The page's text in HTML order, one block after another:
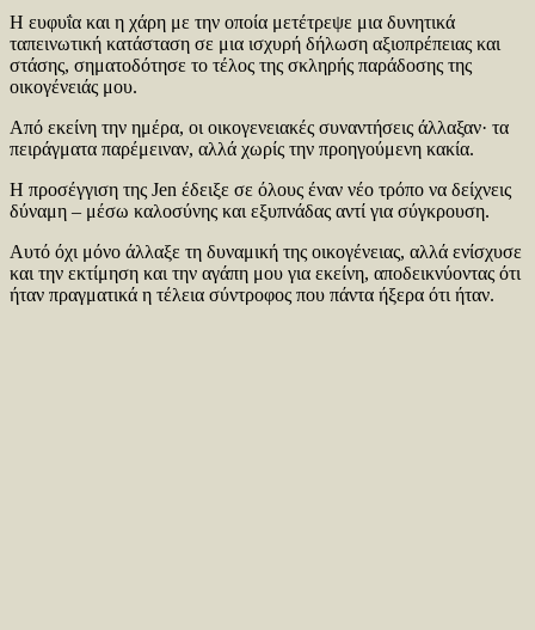
Η ευφυΐα και η χάρη με την οποία μετέτρεψε μια δυνητικά
ταπεινωτική κατάσταση σε μια ισχυρή δήλωση αξιοπρέπειας και
στάσης, σηματοδότησε το τέλος της σκληρής παράδοσης της
οικογένειάς μου.
Από εκείνη την ημέρα, οι οικογενειακές συναντήσεις άλλαξαν· τα
πειράγματα παρέμειναν, αλλά χωρίς την προηγούμενη κακία.
Η προσέγγιση της Jen έδειξε σε όλους έναν νέο τρόπο να δείχνεις
δύναμη – μέσω καλοσύνης και εξυπνάδας αντί για σύγκρουση.
Αυτό όχι μόνο άλλαξε τη δυναμική της οικογένειας, αλλά ενίσχυσε
και την εκτίμηση και την αγάπη μου για εκείνη, αποδεικνύοντας ότι
ήταν πραγματικά η τέλεια σύντροφος που πάντα ήξερα ότι ήταν.